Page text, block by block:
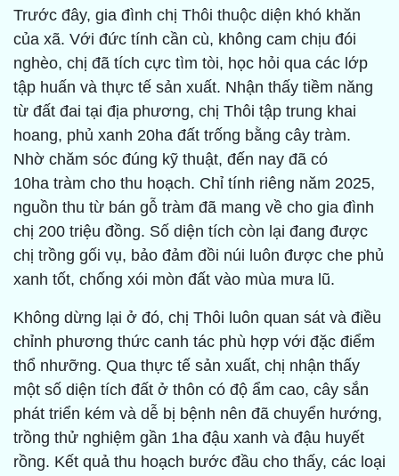
Trước đây, gia đình chị Thôi thuộc diện khó khăn
của xã. Với đức tính cần cù, không cam chịu đói
nghèo, chị đã tích cực tìm tòi, học hỏi qua các lớp
tập huấn và thực tế sản xuất. Nhận thấy tiềm năng
từ đất đai tại địa phương, chị Thôi tập trung khai
hoang, phủ xanh 20ha đất trống bằng cây tràm.
Nhờ chăm sóc đúng kỹ thuật, đến nay đã có
10ha tràm cho thu hoạch. Chỉ tính riêng năm 2025,
nguồn thu từ bán gỗ tràm đã mang về cho gia đình
chị 200 triệu đồng. Số diện tích còn lại đang được
chị trồng gối vụ, bảo đảm đồi núi luôn được che phủ
xanh tốt, chống xói mòn đất vào mùa mưa lũ.
Không dừng lại ở đó, chị Thôi luôn quan sát và điều
chỉnh phương thức canh tác phù hợp với đặc điểm
thổ nhưỡng. Qua thực tế sản xuất, chị nhận thấy
một số diện tích đất ở thôn có độ ẩm cao, cây sắn
phát triển kém và dễ bị bệnh nên đã chuyển hướng,
trồng thử nghiệm gần 1ha đậu xanh và đậu huyết
rồng. Kết quả thu hoạch bước đầu cho thấy, các loại